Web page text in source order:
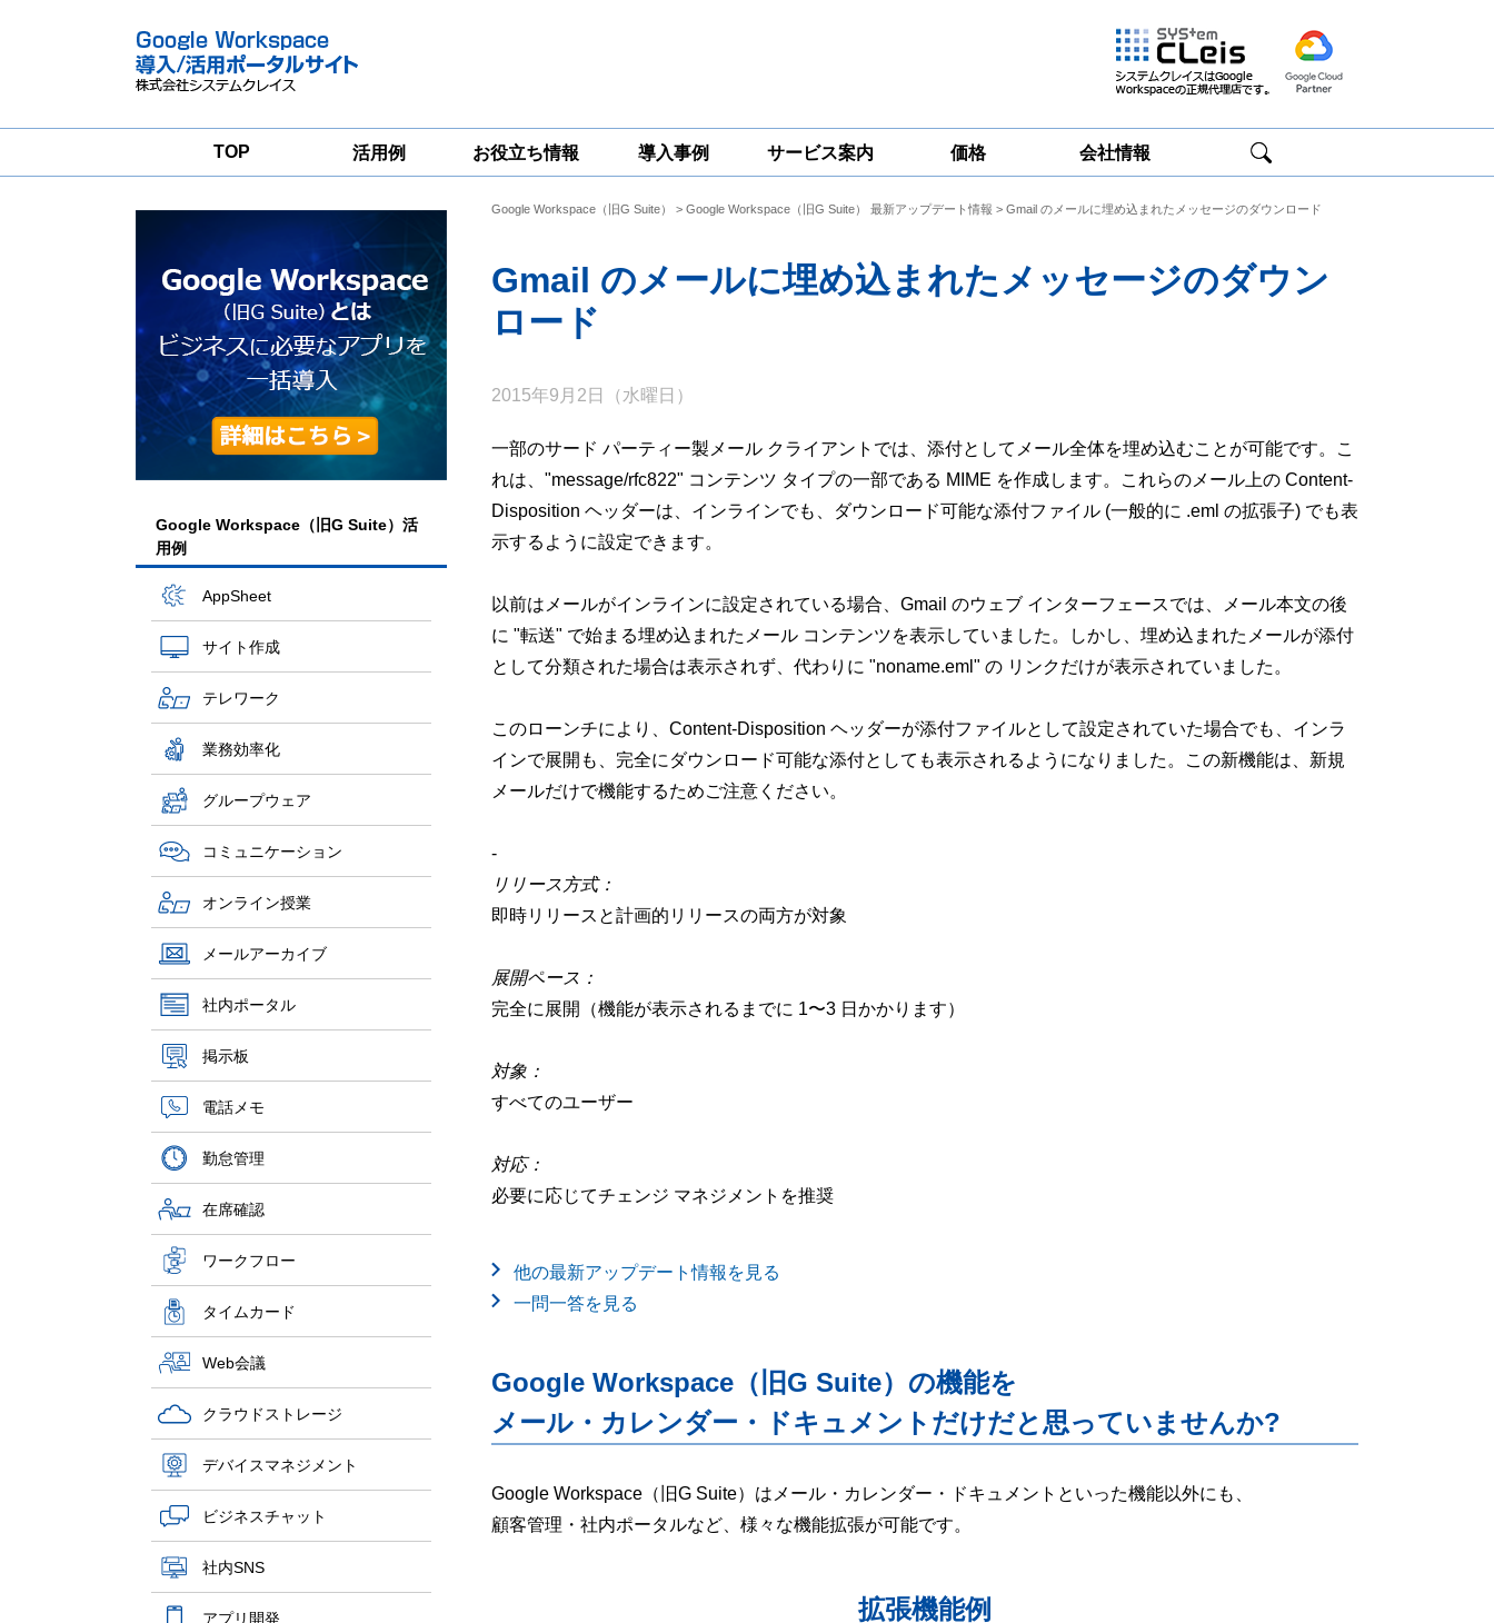
TOP 活用例 お役立ち情報
一問一答 コラム
導入事例 サービス案内
支援サービス
グループウェア
移行支援
Google
対策サービス
Google
Google
Google
Google
価格 会社情報
Google Workspace（旧G Suite）活
用例
AppSheet
サイト作成
テレワーク
業務効率化
グループウェア
コミュニケーション
オンライン授業
メールアーカイブ
社内ポータル
掲示板
電話メモ
勤怠管理
在席確認
ワークフロー
タイムカード
Web会議
クラウドストレージ
デバイスマネジメント
ビジネスチャット
社内SNS
アプリ開発
Google Workspace（旧G Suite） > Google Workspace（旧G Suite） 最新アップデート情報 > Gmail のメールに埋め込まれたメッセージのダウンロード
Gmail のメールに埋め込まれたメッセージのダウン
ロード
2015年9月2日（水曜日）
一部のサード パーティー製メール クライアントでは、添付としてメール全体を埋め込むことが可能です。こ
れは、"message/rfc822" コンテンツ タイプの一部である MIME を作成します。これらのメール上の Content-
Disposition ヘッダーは、インラインでも、ダウンロード可能な添付ファイル (一般的に .eml の拡張子) でも表
示するように設定できます。
以前はメールがインラインに設定されている場合、Gmail のウェブ インターフェースでは、メール本文の後
に "転送" で始まる埋め込まれたメール コンテンツを表示していました。しかし、埋め込まれたメールが添付
として分類された場合は表示されず、代わりに "noname.eml" の リンクだけが表示されていました。
このローンチにより、Content-Disposition ヘッダーが添付ファイルとして設定されていた場合でも、インラ
インで展開も、完全にダウンロード可能な添付としても表示されるようになりました。この新機能は、新規
メールだけで機能するためご注意ください。
-
リリース方式：
即時リリースと計画的リリースの両方が対象
展開ペース：
完全に展開（機能が表示されるまでに 1〜3 日かかります）
対象：
すべてのユーザー
対応：
必要に応じてチェンジ マネジメントを推奨
他の最新アップデート情報を見る
一問一答を見る
Google Workspace（旧G Suite）の機能を
メール・カレンダー・ドキュメントだけだと思っていませんか?
Google Workspace（旧G Suite）はメール・カレンダー・ドキュメントといった機能以外にも、
顧客管理・社内ポータルなど、様々な機能拡張が可能です。
拡張機能例